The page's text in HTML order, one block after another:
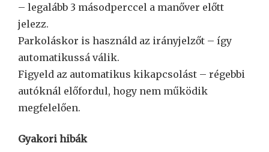
– legalább 3 másodperccel a manőver előtt
jelezz.
Parkoláskor is használd az irányjelzőt – így
automatikussá válik.
Figyeld az automatikus kikapcsolást – régebbi
autóknál előfordul, hogy nem működik
megfelelően.
Gyakori hibák